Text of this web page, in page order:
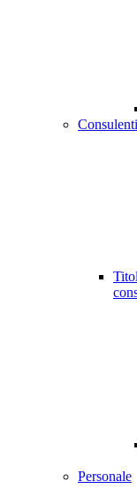
Personale